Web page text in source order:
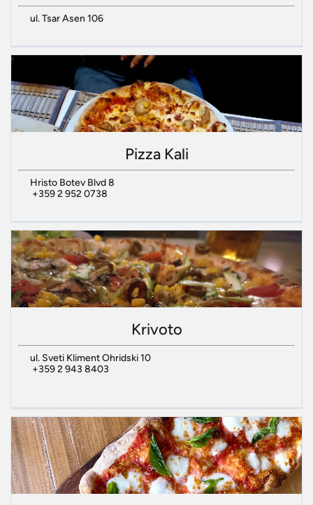
ul. Tsar Asen 106
Pizza Kali
Hristo Botev Blvd 8
+359 2 952 0738
Krivoto
ul. Sveti Kliment Ohridski 10
+359 2 943 8403